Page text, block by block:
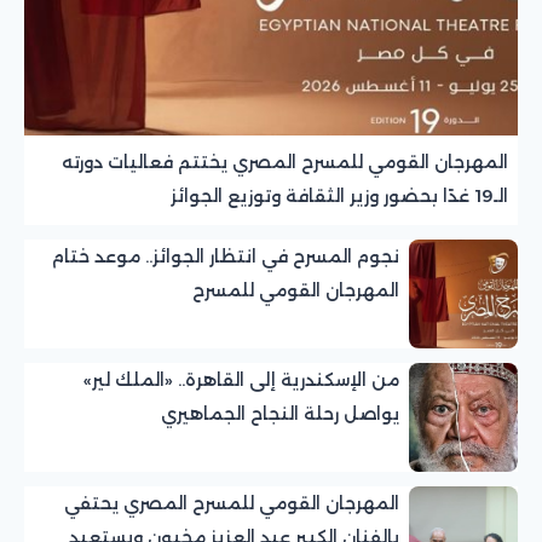
المهرجان القومي للمسرح المصري يختتم فعاليات دورته
الـ19 غدًا بحضور وزير الثقافة وتوزيع الجوائز
نجوم المسرح في انتظار الجوائز.. موعد ختام
المهرجان القومي للمسرح
من الإسكندرية إلى القاهرة.. «الملك لير»
يواصل رحلة النجاح الجماهيري
المهرجان القومي للمسرح المصري يحتفي
بالفنان الكبير عبد العزيز مخيون ويستعيد